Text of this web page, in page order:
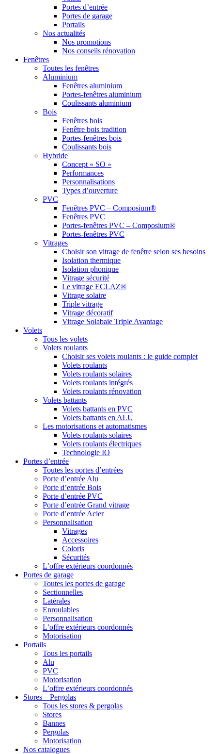
Portes d’entrée
Portes de garage
Portails
Nos actualités
Nos promotions
Nos conseils rénovation
Fenêtres
Toutes les fenêtres
Aluminium
Fenêtres aluminium
Portes-fenêtres aluminium
Coulissants aluminium
Bois
Fenêtres bois
Fenêtre bois tradition
Portes-fenêtres bois
Coulissants bois
Hybride
Concept « SO »
Performances
Personnalisations
Types d’ouverture
PVC
Fenêtres PVC – Composium®
Fenêtres PVC
Portes-fenêtres PVC – Composium®
Portes-fenêtres PVC
Vitrages
Choisir son vitrage de fenêtre selon ses besoins
Isolation thermique
Isolation phonique
Vitrage sécurité
Le vitrage ECLAZ®
Vitrage solaire
Triple vitrage
Vitrage décoratif
Vitrage Solabaie Triple Avantage
Volets
Tous les volets
Volets roulants
Choisir ses volets roulants : le guide complet
Volets roulants
Volets roulants solaires
Volets roulants intégrés
Volets roulants rénovation
Volets battants
Volets battants en PVC
Volets battants en ALU
Les motorisations et automatismes
Volets roulants solaires
Volets roulants électriques
Technologie IO
Portes d’entrée
Toutes les portes d’entrées
Porte d’entrée Alu
Porte d’entrée Bois
Porte d’entrée PVC
Porte d’entrée Grand vitrage
Porte d’entrée Acier
Personnalisation
Vitrages
Accessoires
Coloris
Sécurités
L’offre extérieurs coordonnés
Portes de garage
Toutes les portes de garage
Sectionnelles
Latérales
Enroulables
Personnalisation
L’offre extérieurs coordonnés
Motorisation
Portails
Tous les portails
Alu
PVC
Motorisation
L’offre extérieurs coordonnés
Stores – Pergolas
Tous les stores & pergolas
Stores
Bannes
Pergolas
Motorisation
Nos catalogues